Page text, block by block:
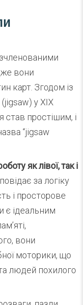
вони
карт. Згодом із
у XIX
став простішим, і
“jigsaw
як лівої, так і
за логіку
і просторове
є ідеальним
вони
моторики, що
людей похилого